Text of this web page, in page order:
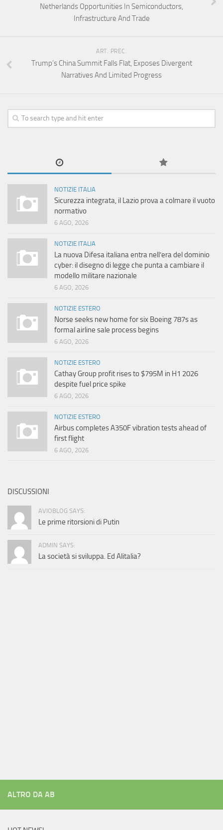
Netherlands Opportunities In Semiconductors,
Infrastructure And Trade
ART. PREC.
Trump’s China Summit Falls Flat, Exposes Divergent
Narratives And Limited Progress
NOTIZIE ITALIA
Sicurezza integrata, il Lazio prova a colmare il vuoto
normativo
6 AGO, 2026
NOTIZIE ITALIA
La nuova Difesa italiana entra nell’era del dominio
cyber: il disegno di legge che punta a cambiare il
modello militare nazionale
6 AGO, 2026
NOTIZIE ESTERO
Norse seeks new home for six Boeing 787s as
formal airline sale process begins
6 AGO, 2026
NOTIZIE ESTERO
Cathay Group profit rises to $795M in H1 2026
despite fuel price spike
6 AGO, 2026
NOTIZIE ESTERO
Airbus completes A350F vibration tests ahead of
first flight
6 AGO, 2026
DISCUSSIONI
AVIOBLOG SAYS:
Le prime ritorsioni di Putin
ADMIN SAYS:
La società si sviluppa. Ed Alitalia?
ALTRO DA AB